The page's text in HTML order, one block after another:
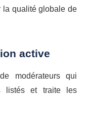
la qualité globale de
active
modérateurs qui
listés et traite les